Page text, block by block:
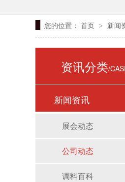
您的位置： 首页 > 新闻
资讯分类/
新闻资讯
展会动态
公司动态
调料百科